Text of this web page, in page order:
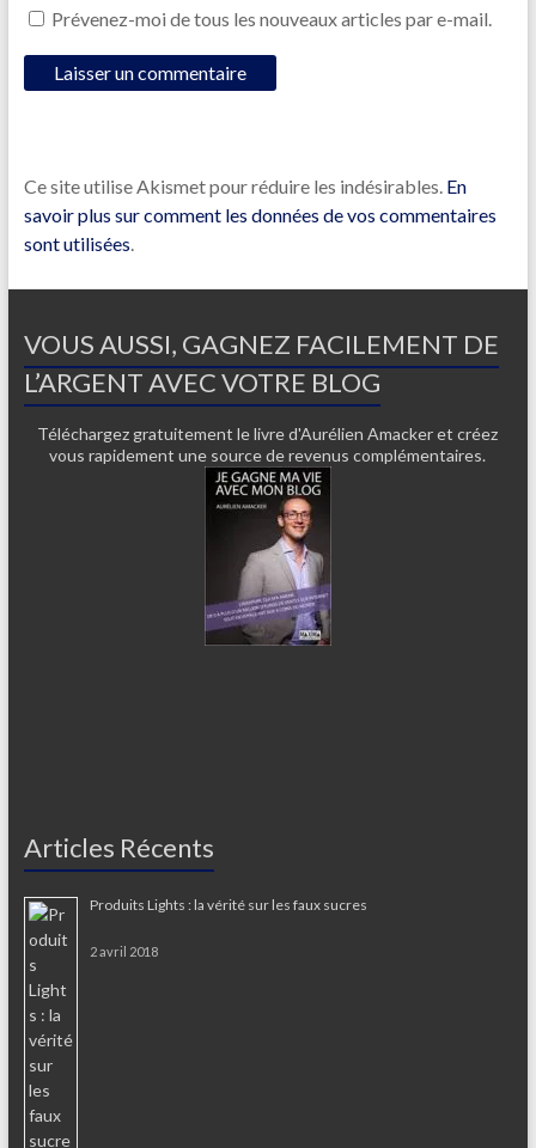
Prévenez-moi de tous les nouveaux articles par e-mail.
Ce site utilise Akismet pour réduire les indésirables. En
savoir plus sur comment les données de vos commentaires
sont utilisées.
VOUS AUSSI, GAGNEZ FACILEMENT DE
L’ARGENT AVEC VOTRE BLOG
Téléchargez gratuitement le livre d'Aurélien Amacker et créez
vous rapidement une source de revenus complémentaires.
Articles Récents
Produits Lights : la vérité sur les faux sucres
2 avril 2018